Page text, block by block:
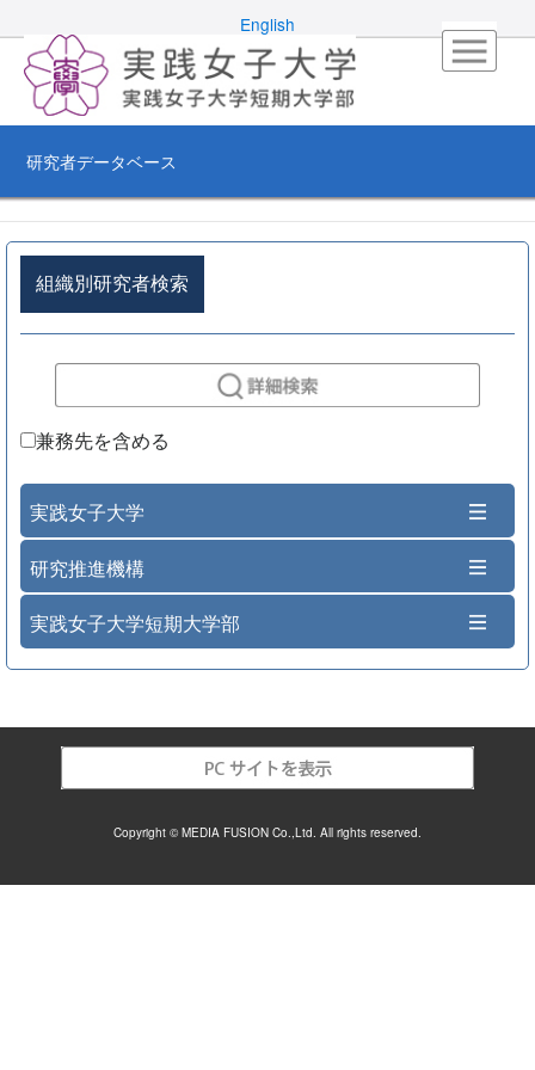
English
研究者データベース
組織別研究者検索
兼務先を含める
実践女子大学
研究推進機構
実践女子大学短期大学部
Copyright © MEDIA FUSION Co.,Ltd. All rights reserved.